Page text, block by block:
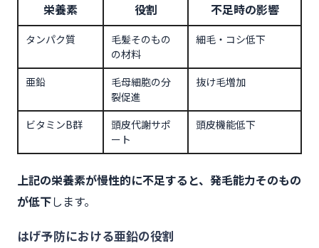
栄養素 役割 不足時の影響
タンパク質
毛髪そのもの
の材料
細毛・コシ低下
亜鉛
毛母細胞の分
裂促進
抜け毛増加
ビタミンB群
頭皮代謝サポ
ート
頭皮機能低下
上記の栄養素が慢性的に不足すると、発毛能力そのもの
が低下します。
はげ予防における亜鉛の役割